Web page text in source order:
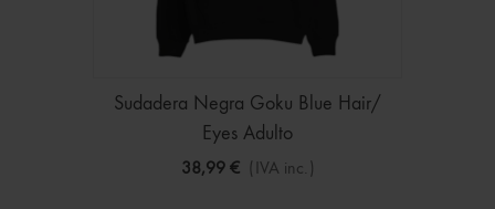
Sudadera Negra Goku Blue Hair/
Eyes Adulto
38,99 € (IVA inc.)